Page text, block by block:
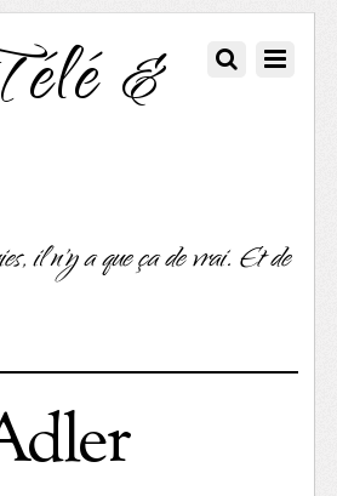
&
il n'y a que ça de vrai. Et de